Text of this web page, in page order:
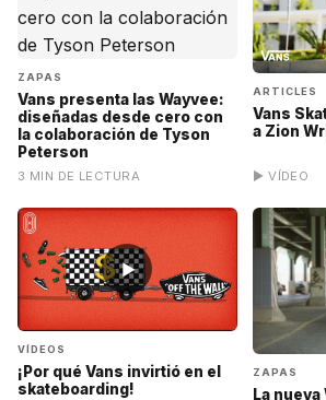
ZAPAS
Vans presenta las Wayvee:
diseñadas desde cero con
la colaboración de Tyson
Peterson
3 MIN DE LECTURA
ARTICLES
Vans
a Zion
▶ VÍDEO
▶
VÍDEOS
¡Por qué Vans invirtió en el
skateboarding!
ZAPAS
La